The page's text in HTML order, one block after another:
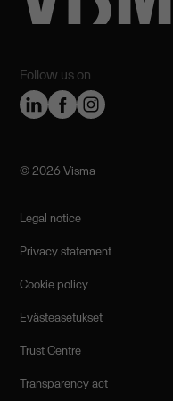
Follow us on
©️ 2026 Visma
Legal notice
Privacy statement
Cookie policy
Evästeasetukset
Trust Centre
Transparency act